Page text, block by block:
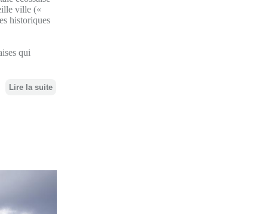
ville («
historiques
qui
Lire la suite